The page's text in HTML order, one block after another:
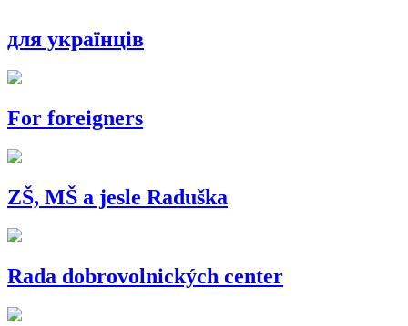
для українців
For foreigners
ZŠ, MŠ a jesle Raduška
Rada dobrovolnických center